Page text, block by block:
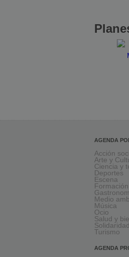
AGENDA
Acción
Arte y
Ciencia y
Deportes
Escena
Formación
Medio
Música
Ocio
Salud y
Solidaridad
Turismo
AGENDA